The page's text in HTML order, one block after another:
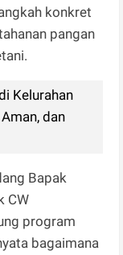
konkret
pangan
Kelurahan
dan
Bapak
CW
program
bagaimana